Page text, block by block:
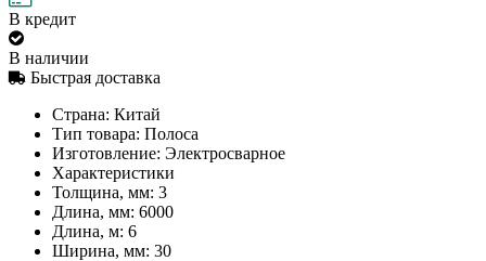
В кредит
В наличии
Быстрая доставка
Страна: Китай
Тип товара: Полоса
Изготовление: Электросварное
Характеристики
Толщина, мм: 3
Длина, мм: 6000
Длина, м: 6
Ширина, мм: 30